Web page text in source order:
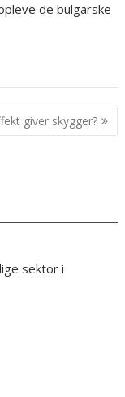
de bulgarske
giver skygger?
sektor i